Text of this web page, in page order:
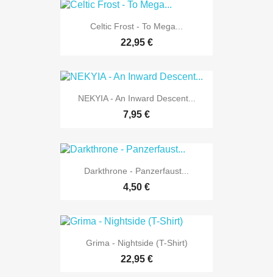
Celtic Frost - To Mega...
22,95 €
NEKYIA - An Inward Descent...
7,95 €
Darkthrone - Panzerfaust...
4,50 €
Grima - Nightside (T-Shirt)
22,95 €